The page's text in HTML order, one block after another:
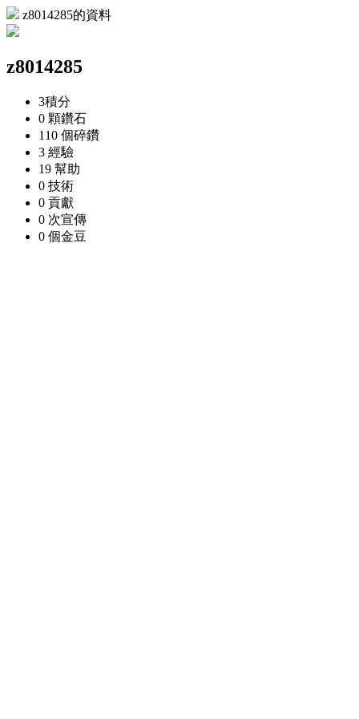
z8014285的資料
z8014285
3積分
0 顆鑽石
110 個碎鑽
3 經驗
19 幫助
0 技術
0 貢獻
0 次宣傳
0 個金豆